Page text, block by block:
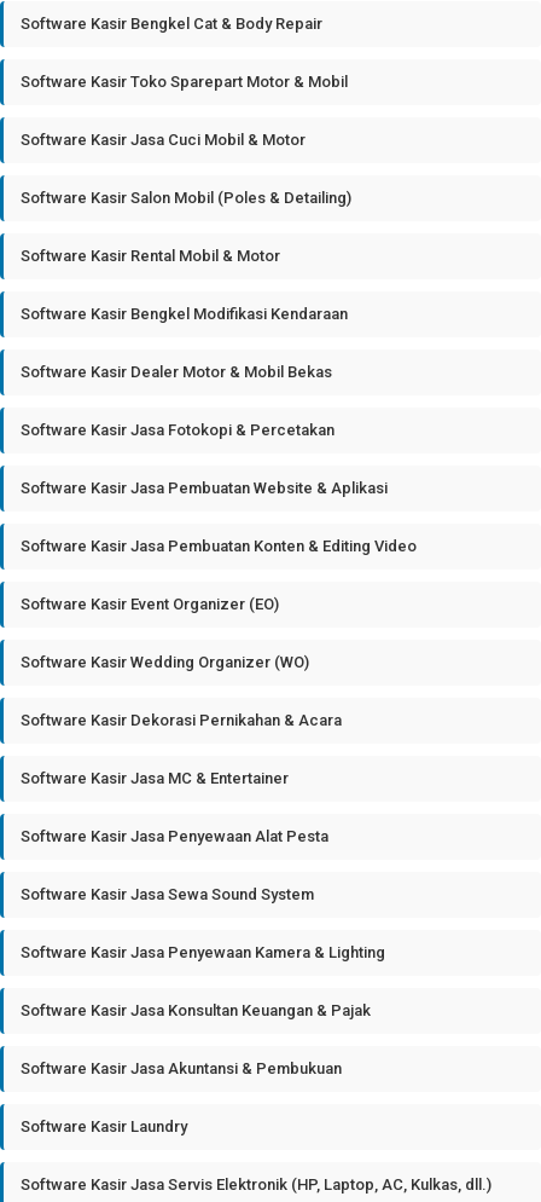
Software Kasir Bengkel Cat & Body Repair
Software Kasir Toko Sparepart Motor & Mobil
Software Kasir Jasa Cuci Mobil & Motor
Software Kasir Salon Mobil (Poles & Detailing)
Software Kasir Rental Mobil & Motor
Software Kasir Bengkel Modifikasi Kendaraan
Software Kasir Dealer Motor & Mobil Bekas
Software Kasir Jasa Fotokopi & Percetakan
Software Kasir Jasa Pembuatan Website & Aplikasi
Software Kasir Jasa Pembuatan Konten & Editing Video
Software Kasir Event Organizer (EO)
Software Kasir Wedding Organizer (WO)
Software Kasir Dekorasi Pernikahan & Acara
Software Kasir Jasa MC & Entertainer
Software Kasir Jasa Penyewaan Alat Pesta
Software Kasir Jasa Sewa Sound System
Software Kasir Jasa Penyewaan Kamera & Lighting
Software Kasir Jasa Konsultan Keuangan & Pajak
Software Kasir Jasa Akuntansi & Pembukuan
Software Kasir Laundry
Software Kasir Jasa Servis Elektronik (HP, Laptop, AC, Kulkas, dll.)